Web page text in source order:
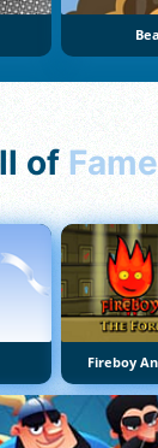
of Fame
Fireboy